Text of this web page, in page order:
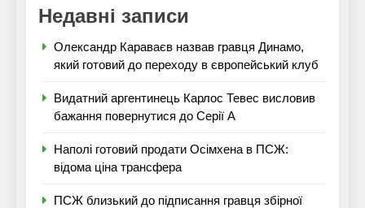
Недавні записи
Олександр Караваєв назвав гравця Динамо,
який готовий до переходу в європейський клуб
Видатний аргентинець Карлос Тевес висловив
бажання повернутися до Серії А
Наполі готовий продати Осімхена в ПСЖ:
відома ціна трансфера
ПСЖ близький до підписання гравця збірної